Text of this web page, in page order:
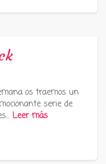
os traemos un
serie de
Leer más